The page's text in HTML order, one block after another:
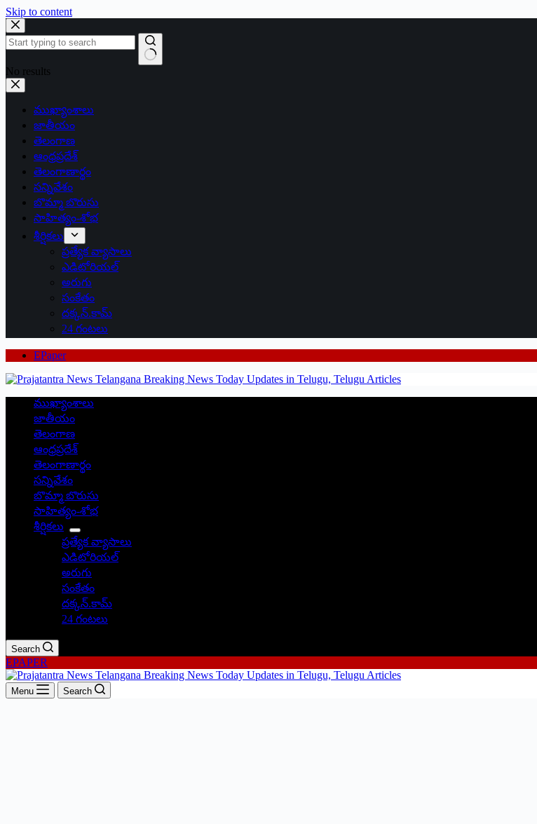
Skip to content
No results
ముఖ్యాంశాలు
జాతీయం
తెలంగాణ
ఆంధ్రప్రదేశ్
తెలంగాణార్థం
సన్నివేశం
బొమ్మా బొరుసు
సాహిత్యం-శోభ
శీర్షికలు
ప్రత్యేక వ్యాసాలు
ఎడిటోరియల్
అరుగు
సంకేతం
దక్కన్.కామ్
24 గంటలు
EPaper
ముఖ్యాంశాలు
జాతీయం
తెలంగాణ
ఆంధ్రప్రదేశ్
తెలంగాణార్థం
సన్నివేశం
బొమ్మా బొరుసు
సాహిత్యం-శోభ
శీర్షికలు
ప్రత్యేక వ్యాసాలు
ఎడిటోరియల్
అరుగు
సంకేతం
దక్కన్.కామ్
24 గంటలు
Search
EPAPER
Menu Search